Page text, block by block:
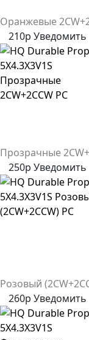
Оранжевые
210р Уведомить
Прозрачные
250р Уведомить
Розовый
260р Уведомить